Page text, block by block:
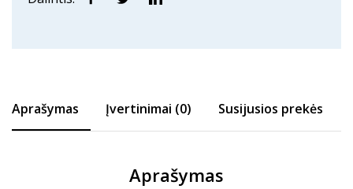
Aprašymas Įvertinimai (0) Susijusios prekės
Aprašymas